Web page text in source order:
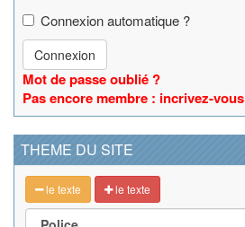
Connexion automatique ?
Connexion
Mot de passe oublié ?
Pas encore membre : incrivez-vous
THEME DU SITE
le texte le texte